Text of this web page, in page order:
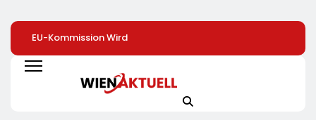
EU-Kommission Wird
Zur „Zentrale Der
Tierindustrie“ /
Tierschutzorganisation
Preissenkung Im April:
Sofort Die Preise Auf
Schokolade Und Käse
Vernetzen Sich